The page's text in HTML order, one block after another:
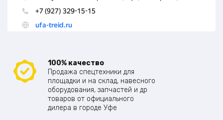
100% качество
Продажа спецтехники для
площадки и на склад, навесного
оборудования, запчастей и др
товаров от официального
дилера в городе Уфе